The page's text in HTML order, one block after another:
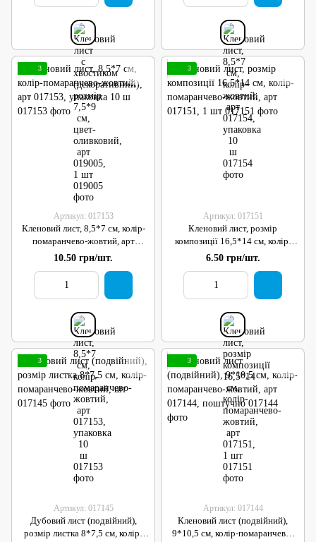
3
Артикул: 017153
Кленовий лист, 8,5*7 см, колір-
помаранчево-жовтий, арт
017153, упаковка 10 ш
10.50 грн/шт.
3
Артикул: 017151
Кленовий лист, розмір
композиції 16,5*14 см, колір-
помаранчево-жовтий, арт
017151, 1 шт
6.50 грн/шт.
3
Артикул: 017145
Дубовий лист (подвійний),
розмір листка 8*7,5 см, колір-
3
Артикул: 017144
Кленовий лист (подвійний),
9*10,5 см, колір-помаранчево-